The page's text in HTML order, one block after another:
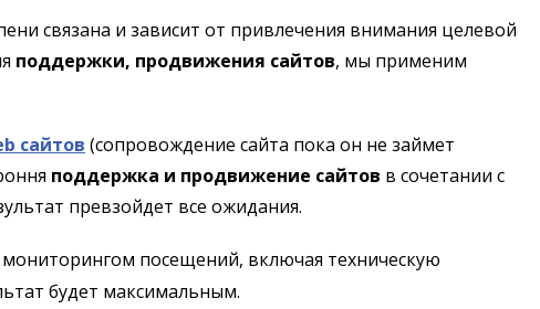
связана и зависит от привлечения внимания целевой
поддержки, продвижения сайтов, мы применим
сайтов (сопровождение сайта пока он не займет
поддержка и продвижение сайтов в сочетании с
превзойдет все ожидания.
посещений, включая техническую
будет максимальным.